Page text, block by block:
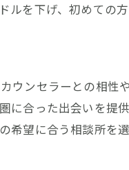
く秘訣
化する
ポイント
始まる
を下げ、初めての
ウンセラーとの相性
合った出会いを提
希望に合う相談所を